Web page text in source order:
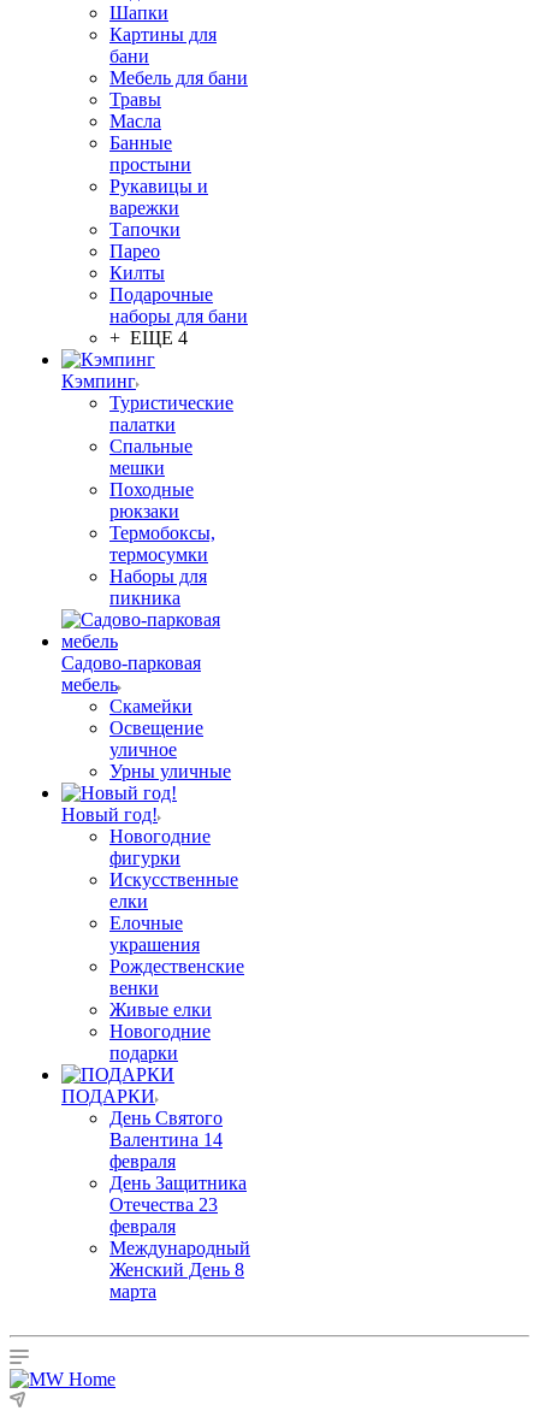
Шапки
Картины для
бани
Мебель для бани
Травы
Масла
Банные
простыни
Рукавицы и
варежки
Тапочки
Парео
Килты
Подарочные
наборы для бани
+ ЕЩЕ 4
Кэмпинг
Туристические
палатки
Спальные
мешки
Походные
рюкзаки
Термобоксы,
термосумки
Наборы для
пикника
Садово-парковая
мебель
Скамейки
Освещение
уличное
Урны уличные
Новый год!
Новогодние
фигурки
Искусственные
елки
Елочные
украшения
Рождественские
венки
Живые елки
Новогодние
подарки
ПОДАРКИ
День Святого
Валентина 14
февраля
День Защитника
Отечества 23
февраля
Международный
Женский День 8
марта